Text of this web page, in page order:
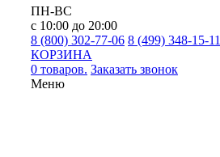
ПН-ВС
с 10:00 до 20:00
8 (800) 302-77-06 8 (499) 348-15-11
КОРЗИНА
0 товаров. Заказать звонок
Меню